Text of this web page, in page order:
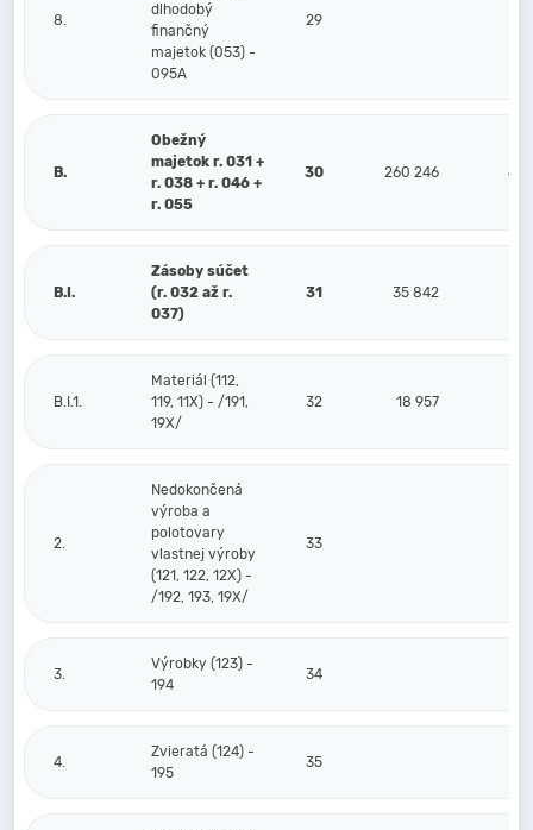
8.
dlhodobý
finančný
majetok (053) -
095A
29
B.
Obežný
majetok r. 031 +
r. 038 + r. 046 +
r. 055
30 260 246 4
B.I.
Zásoby súčet
(r. 032 až r.
037)
31 35 842
B.I.1.
Materiál (112,
119, 11X) - /191,
19X/
32 18 957
2.
Nedokončená
výroba a
polotovary
vlastnej výroby
(121, 122, 12X) -
/192, 193, 19X/
33
3.
Výrobky (123) -
194
34
4.
Zvieratá (124) -
195
35